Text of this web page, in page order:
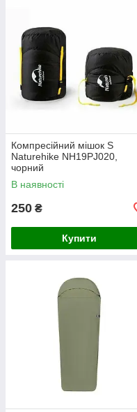
Компресійний мішок S
Naturehike NH19PJ020,
чорний
В наявності
250 ₴
Купити